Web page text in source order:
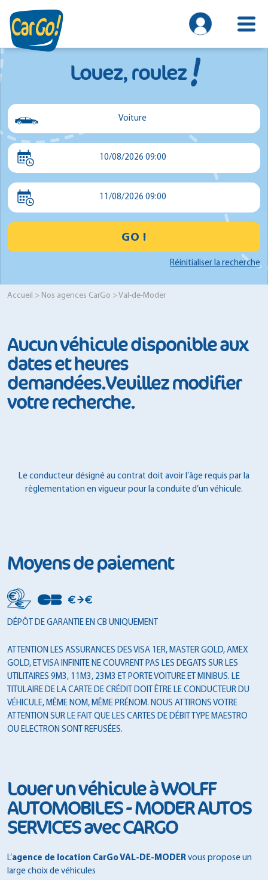
Louez, roulez!
Voiture
Voiture
10/08/2026 09:00
11/08/2026 09:00
GO !
Réinitialiser la recherche
Accueil > Nos agences CarGo > Val-de-Moder
Aucun véhicule disponible aux
dates et heures
demandées.Veuillez modifier
votre recherche.
Le conducteur désigné au contrat doit avoir l’âge requis par la
règlementation en vigueur pour la conduite d’un véhicule.
Moyens de paiement
DÉPÔT DE GARANTIE EN CB UNIQUEMENT
ATTENTION LES ASSURANCES DES VISA 1ER, MASTER GOLD, AMEX
GOLD, ET VISA INFINITE NE COUVRENT PAS LES DEGATS SUR LES
UTILITAIRES 9M3, 11M3, 23M3 ET PORTE VOITURE ET MINIBUS. LE
TITULAIRE DE LA CARTE DE CRÉDIT DOIT ÊTRE LE CONDUCTEUR DU
VÉHICULE, MÊME NOM, MÊME PRÉNOM. NOUS ATTIRONS VOTRE
ATTENTION SUR LE FAIT QUE LES CARTES DE DÉBIT TYPE MAESTRO
OU ELECTRON SONT REFUSÉES.
Louer un véhicule à WOLFF
AUTOMOBILES - MODER AUTOS
SERVICES avec CARGO
L’agence de location CarGo VAL-DE-MODER vous propose un
large choix de véhicules